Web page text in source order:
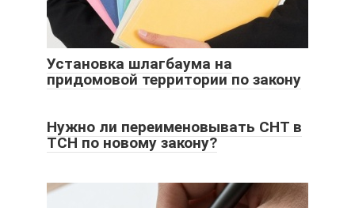
Установка шлагбаума на
придомовой территории по закону
Нужно ли переименовывать СНТ в
ТСН по новому закону?